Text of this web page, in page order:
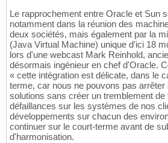
Le rapprochement entre Oracle et Sun
notamment dans la réunion des
deux sociétés, mais également par la
(Java Virtual Machine) unique d'ici 18
lors d'une webcast Mark Reinhold,
désormais ingénieur en chef d'Oracle.
« cette intégration est délicate, dans le
terme, car nous ne pouvons pas arrêter
solutions sans créer un tremblement de
défaillances sur les systèmes de nos
développements sur chacun des
continuer sur le court-terme avant de
d'harmonisation.